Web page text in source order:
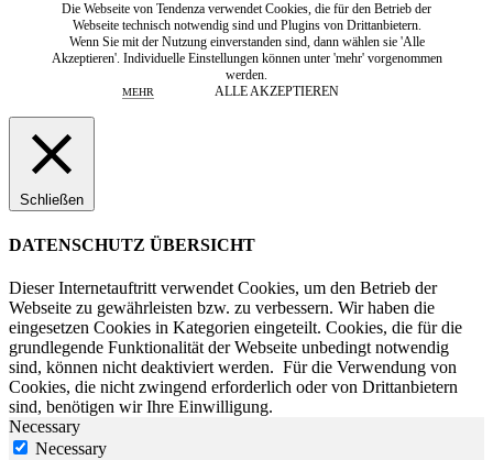
Die Webseite von Tendenza verwendet Cookies, die für den Betrieb der
Webseite technisch notwendig sind und Plugins von Drittanbietern.
Wenn Sie mit der Nutzung einverstanden sind, dann wählen sie 'Alle
Akzeptieren'. Individuelle Einstellungen können unter 'mehr' vorgenommen
werden.
MEHR ALLE AKZEPTIEREN
Schließen
DATENSCHUTZ ÜBERSICHT
Dieser Internetauftritt verwendet Cookies, um den Betrieb der
Webseite zu gewährleisten bzw. zu verbessern. Wir haben die
eingesetzen Cookies in Kategorien eingeteilt. Cookies, die für die
grundlegende Funktionalität der Webseite unbedingt notwendig
sind, können nicht deaktiviert werden. Für die Verwendung von
Cookies, die nicht zwingend erforderlich oder von Drittanbietern
sind, benötigen wir Ihre Einwilligung.
Necessary
Necessary